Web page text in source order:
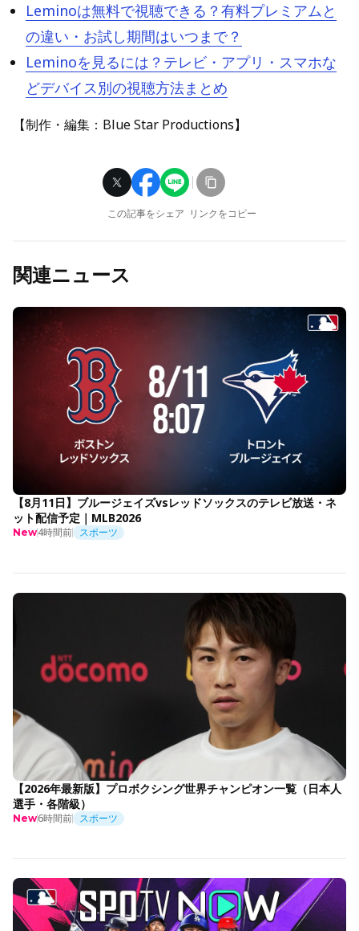
Leminoは無料で視聴できる？有料プレミアムと
の違い・お試し期間はいつまで？
Leminoを見るには？テレビ・アプリ・スマホな
どデバイス別の視聴方法まとめ
【制作・編集：Blue Star Productions】
この記事をシェア リンクをコピー
関連ニュース
【8月11日】ブルージェイズvsレッドソックスのテレビ放送・ネ
ット配信予定｜MLB2026
New4時間前 スポーツ
【2026年最新版】プロボクシング世界チャンピオン一覧（日本人
選手・各階級）
New6時間前 スポーツ